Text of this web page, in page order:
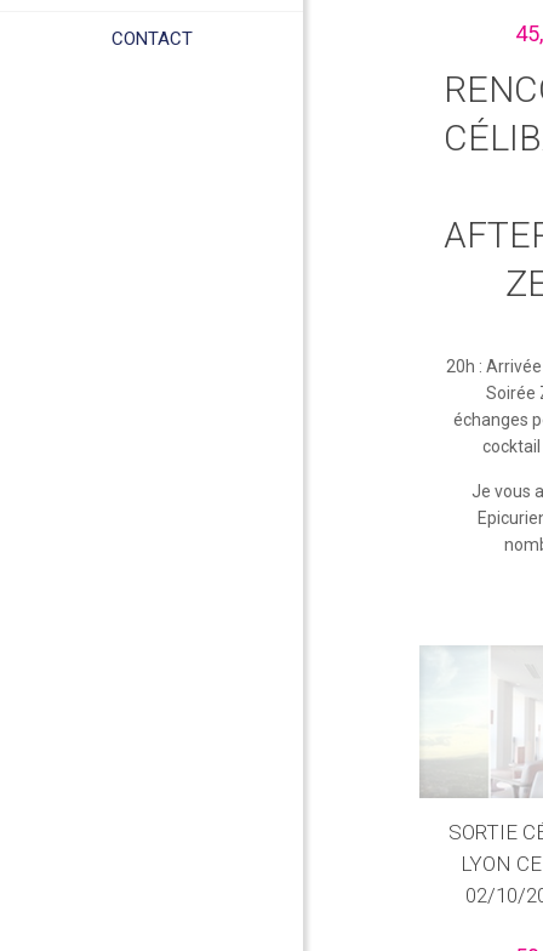
CONTACT
20h :
Soirée
échanges
Je vous
SORTIE
LYON
02/10/